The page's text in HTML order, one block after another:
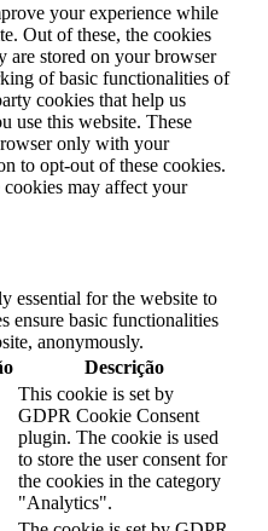
your experience while
Out of these, the cookies
are stored on your browser
of basic functionalities of
cookies that help us
use this website. These
only with your
to opt-out of these cookies.
may affect your
essential for the website to
ensure basic functionalities
anonymously.
Descrição
This cookie is set by
GDPR Cookie Consent
plugin. The cookie is used
to store the user consent for
the cookies in the category
"Analytics".